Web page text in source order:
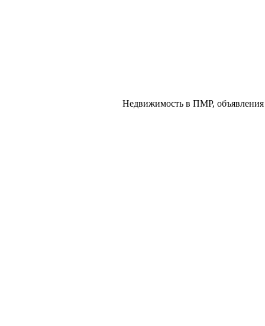
Недвижимость в ПМР, объявления